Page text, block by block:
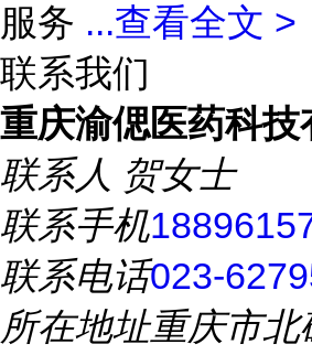
服务 ...查看全文 >
联系我们
重庆渝偲医药科技
联系人 贺女士
联系手机
联系电话023-
所在地址重庆市北